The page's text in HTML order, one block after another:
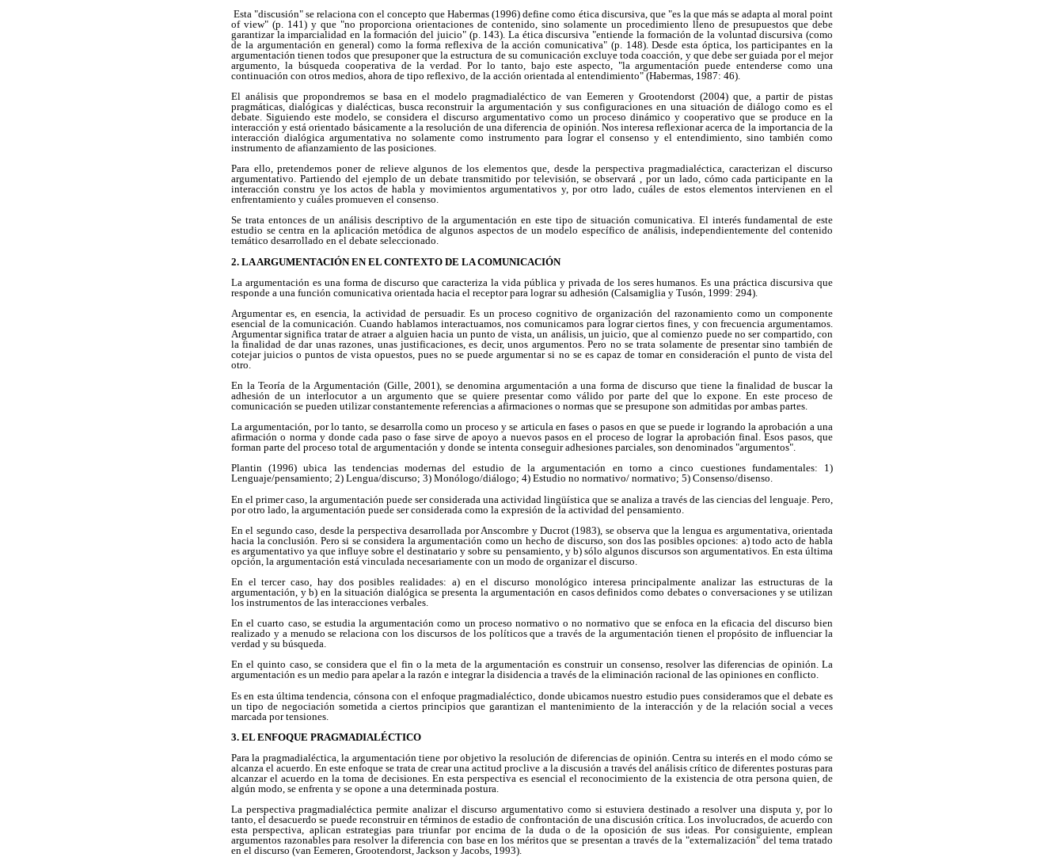
Esta "discusión" se relaciona con el concepto que Habermas (1996) define como ética discursiva, que "es la que más se adapta al moral point
of view" (p. 141) y que "no proporciona orientaciones de contenido, sino solamente un procedimiento lleno de presupuestos que debe
garantizar la imparcialidad en la formación del juicio" (p. 143). La ética discursiva "entiende la formación de la voluntad discursiva (como
de la argumentación en general) como la forma reflexiva de la acción comunicativa" (p. 148). Desde esta óptica, los participantes en la
argumentación tienen todos que presuponer que la estructura de su comunicación excluye toda coacción, y que debe ser guiada por el mejor
argumento, la búsqueda cooperativa de la verdad. Por lo tanto, bajo este aspecto, "la argumentación puede entenderse como una
continuación con otros medios, ahora de tipo reflexivo, de la acción orientada al entendimiento" (Habermas, 1987: 46).
El análisis que propondremos se basa en el modelo pragmadialéctico de van Eemeren y Grootendorst (2004) que, a partir de pistas
pragmáticas, dialógicas y dialécticas, busca reconstruir la argumentación y sus configuraciones en una situación de diálogo como es el
debate. Siguiendo este modelo, se considera el discurso argumentativo como un proceso dinámico y cooperativo que se produce en la
interacción y está orientado básicamente a la resolución de una diferencia de opinión. Nos interesa reflexionar acerca de la importancia de la
interacción dialógica argumentativa no solamente como instrumento para lograr el consenso y el entendimiento, sino también como
instrumento de afianzamiento de las posiciones.
Para ello, pretendemos poner de relieve algunos de los elementos que, desde la perspectiva pragmadialéctica, caracterizan el discurso
argumentativo. Partiendo del ejemplo de un debate transmitido por televisión, se observará , por un lado, cómo cada participante en la
interacción constru ye los actos de habla y movimientos argumentativos y, por otro lado, cuáles de estos elementos intervienen en el
enfrentamiento y cuáles promueven el consenso.
Se trata entonces de un análisis descriptivo de la argumentación en este tipo de situación comunicativa. El interés fundamental de este
estudio se centra en la aplicación metódica de algunos aspectos de un modelo específico de análisis, independientemente del contenido
temático desarrollado en el debate seleccionado.
2. LA ARGUMENTACIÓN EN EL CONTEXTO DE LA COMUNICACIÓN
La argumentación es una forma de discurso que caracteriza la vida pública y privada de los seres humanos. Es una práctica discursiva que
responde a una función comunicativa orientada hacia el receptor para lograr su adhesión (Calsamiglia y Tusón, 1999: 294).
Argumentar es, en esencia, la actividad de persuadir. Es un proceso cognitivo de organización del razonamiento como un componente
esencial de la comunicación. Cuando hablamos interactuamos, nos comunicamos para lograr ciertos fines, y con frecuencia argumentamos.
Argumentar significa tratar de atraer a alguien hacia un punto de vista, un análisis, un juicio, que al comienzo puede no ser compartido, con
la finalidad de dar unas razones, unas justificaciones, es decir, unos argumentos. Pero no se trata solamente de presentar sino también de
cotejar juicios o puntos de vista opuestos, pues no se puede argumentar si no se es capaz de tomar en consideración el punto de vista del
otro.
En la Teoría de la Argumentación (Gille, 2001), se denomina argumentación a una forma de discurso que tiene la finalidad de buscar la
adhesión de un interlocutor a un argumento que se quiere presentar como válido por parte del que lo expone. En este proceso de
comunicación se pueden utilizar constantemente referencias a afirmaciones o normas que se presupone son admitidas por ambas partes.
La argumentación, por lo tanto, se desarrolla como un proceso y se articula en fases o pasos en que se puede ir logrando la aprobación a una
afirmación o norma y donde cada paso o fase sirve de apoyo a nuevos pasos en el proceso de lograr la aprobación final. Esos pasos, que
forman parte del proceso total de argumentación y donde se intenta conseguir adhesiones parciales, son denominados "argumentos".
Plantin (1996) ubica las tendencias modernas del estudio de la argumentación en torno a cinco cuestiones fundamentales: 1)
Lenguaje/pensamiento; 2) Lengua/discurso; 3) Monólogo/diálogo; 4) Estudio no normativo/ normativo; 5) Consenso/disenso.
En el primer caso, la argumentación puede ser considerada una actividad lingüística que se analiza a través de las ciencias del lenguaje. Pero,
por otro lado, la argumentación puede ser considerada como la expresión de la actividad del pensamiento.
En el segundo caso, desde la perspectiva desarrollada por Anscombre y Ducrot (1983), se observa que la lengua es argumentativa, orientada
hacia la conclusión. Pero si se considera la argumentación como un hecho de discurso, son dos las posibles opciones: a) todo acto de habla
es argumentativo ya que influye sobre el destinatario y sobre su pensamiento, y b) sólo algunos discursos son argumentativos. En esta última
opción, la argumentación está vinculada necesariamente con un modo de organizar el discurso.
En el tercer caso, hay dos posibles realidades: a) en el discurso monológico interesa principalmente analizar las estructuras de la
argumentación, y b) en la situación dialógica se presenta la argumentación en casos definidos como debates o conversaciones y se utilizan
los instrumentos de las interacciones verbales.
En el cuarto caso, se estudia la argumentación como un proceso normativo o no normativo que se enfoca en la eficacia del discurso bien
realizado y a menudo se relaciona con los discursos de los políticos que a través de la argumentación tienen el propósito de influenciar la
verdad y su búsqueda.
En el quinto caso, se considera que el fin o la meta de la argumentación es construir un consenso, resolver las diferencias de opinión. La
argumentación es un medio para apelar a la razón e integrar la disidencia a través de la eliminación racional de las opiniones en conflicto.
Es en esta última tendencia, cónsona con el enfoque pragmadialéctico, donde ubicamos nuestro estudio pues consideramos que el debate es
un tipo de negociación sometida a ciertos principios que garantizan el mantenimiento de la interacción y de la relación social a veces
marcada por tensiones.
3. EL ENFOQUE PRAGMADIALÉCTICO
Para la pragmadialéctica, la argumentación tiene por objetivo la resolución de diferencias de opinión. Centra su interés en el modo cómo se
alcanza el acuerdo. En este enfoque se trata de crear una actitud proclive a la discusión a través del análisis crítico de diferentes posturas para
alcanzar el acuerdo en la toma de decisiones. En esta perspectiva es esencial el reconocimiento de la existencia de otra persona quien, de
algún modo, se enfrenta y se opone a una determinada postura.
La perspectiva pragmadialéctica permite analizar el discurso argumentativo como si estuviera destinado a resolver una disputa y, por lo
tanto, el desacuerdo se puede reconstruir en términos de estadio de confrontación de una discusión crítica. Los involucrados, de acuerdo con
esta perspectiva, aplican estrategias para triunfar por encima de la duda o de la oposición de sus ideas. Por consiguiente, emplean
argumentos razonables para resolver la diferencia con base en los méritos que se presentan a través de la "externalización" del tema tratado
en el discurso (van Eemeren, Grootendorst, Jackson y Jacobs, 1993).